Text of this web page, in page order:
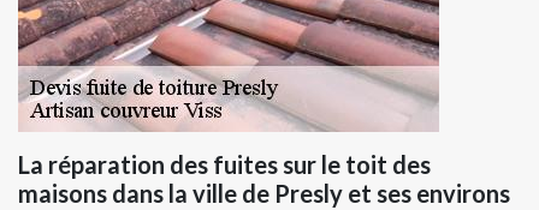
La réparation des fuites sur le toit des
maisons dans la ville de Presly et ses environs